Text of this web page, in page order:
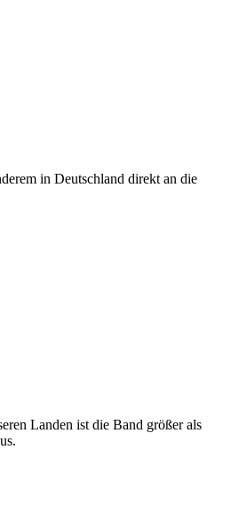
in Deutschland direkt an die
Landen ist die Band größer als